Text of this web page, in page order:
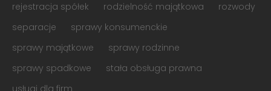
rejestracja spółek
rodzielność majątkowa
rozwody
separacje
sprawy konsumenckie
sprawy majątkowe
sprawy rodzinne
sprawy spadkowe
stała obsługa prawna